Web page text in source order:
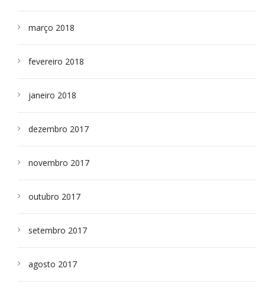
março 2018
fevereiro 2018
janeiro 2018
dezembro 2017
novembro 2017
outubro 2017
setembro 2017
agosto 2017